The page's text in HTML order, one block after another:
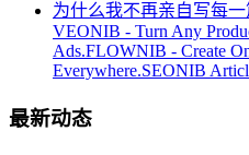
为什么我不再亲自写每
VEONIB - Turn Any
Ads.FLOWNIB - Create
Everywhere.SEONIB
最新动态